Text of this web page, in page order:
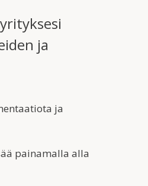
ja
ja
painamalla alla